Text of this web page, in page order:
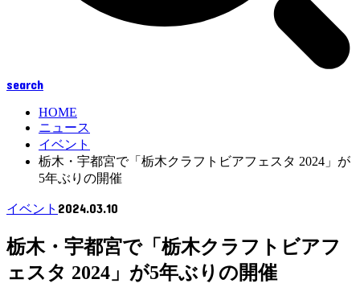
search
HOME
ニュース
イベント
栃木・宇都宮で「栃木クラフトビアフェスタ 2024」が
5年ぶりの開催
イベント 2024.03.10
栃木・宇都宮で「栃木クラフトビアフ
ェスタ 2024」が5年ぶりの開催